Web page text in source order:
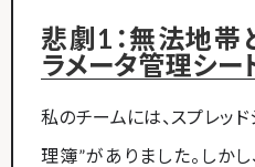
悲劇1：無法地帯
ラメータ管理シー
私のチームには、スプレッ
理簿”がありました。しか